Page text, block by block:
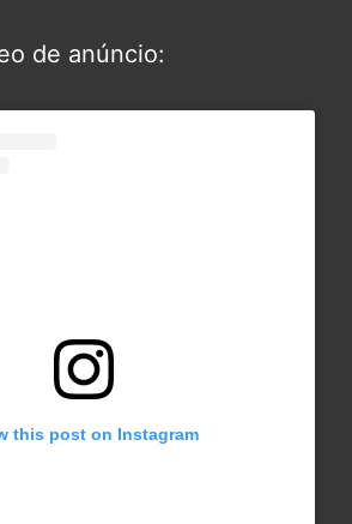
de anúncio:
this post on Instagram